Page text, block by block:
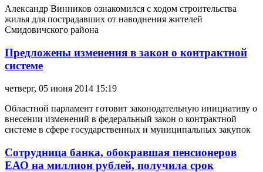
Александр Винников ознакомился с ходом строительства
жилья для пострадавших от наводнения жителей
Смидовичского района
Предложены изменения в закон о контрактной
системе
четверг, 05 июня 2014 15:19
Областной парламент готовит законодательную инициативу о
внесении изменений в федеральный закон о контрактной
системе в сфере государственных и муниципальных закупок
Сотрудница банка, обокравшая пенсионеров
ЕАО на миллион рублей, получила срок